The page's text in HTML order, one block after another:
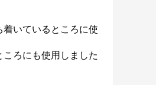
いているところに使
ろにも使用しました